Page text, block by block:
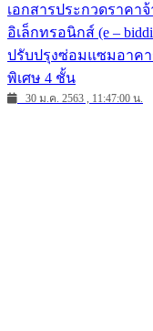
เอกสารประกวดราคา
อิเล็กทรอนิกส์ (e –
ปรับปรุงซ่อมแซมอาคา
พิเศษ 4 ชั้น
30 ม.ค. 2563 , 11:47:00 น.